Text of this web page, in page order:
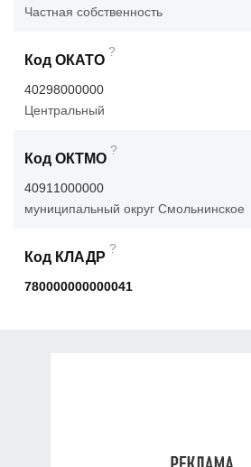
Частная собственность
Код ОКАТО
?
40298000000
Центральный
Код ОКТМО
?
40911000000
муниципальный округ Смольнинское
Код КЛАДР
?
780000000000041